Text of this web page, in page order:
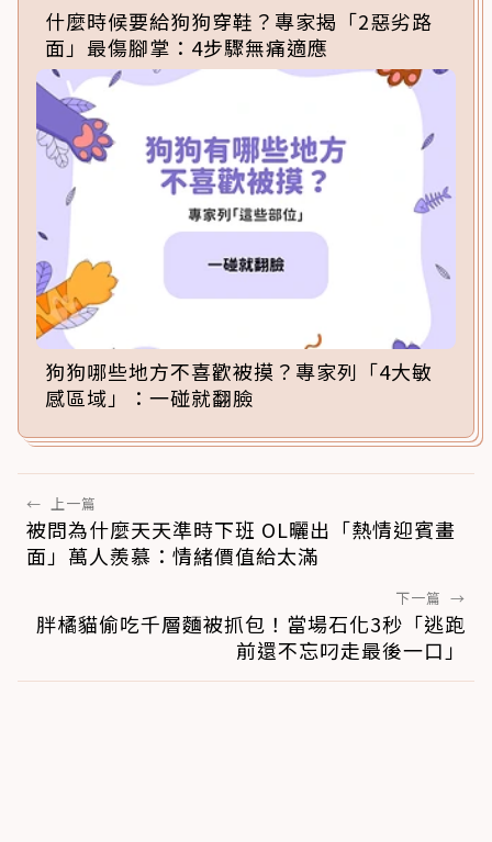
什麼時候要給狗狗穿鞋？專家揭「2惡劣路
面」最傷腳掌：4步驟無痛適應
狗狗哪些地方不喜歡被摸？專家列「4大敏
感區域」：一碰就翻臉
← 上一篇
被問為什麼天天準時下班 OL曬出「熱情迎賓畫
面」萬人羨慕：情緒價值給太滿
下一篇 →
胖橘貓偷吃千層麵被抓包！當場石化3秒「逃跑
前還不忘叼走最後一口」